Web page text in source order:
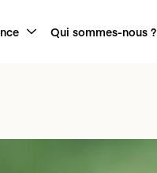
Qui sommes-nous ?